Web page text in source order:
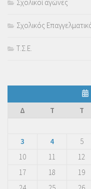
Σχολικοί αγώνες
Σχολικός
Τ.Σ.Ε.
Δ
Τ Τ
3
4 5
10
11 12
17
18 19